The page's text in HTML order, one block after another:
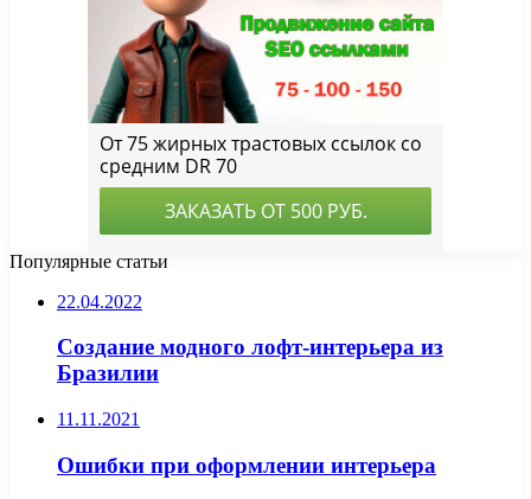
Популярные статьи
22.04.2022
Создание модного лофт-интерьера из
Бразилии
11.11.2021
Ошибки при оформлении интерьера